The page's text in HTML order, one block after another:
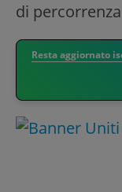
di
Resta aggiornato